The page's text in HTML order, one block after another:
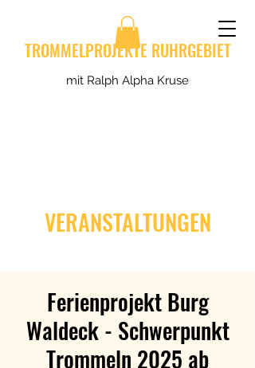
TROMMELPROJEKTE RUHRGEBIET
mit Ralph Alpha Kruse
VERANSTALTUNGEN
Ferienprojekt Burg
Waldeck - Schwerpunkt
Trommeln 2025 ab